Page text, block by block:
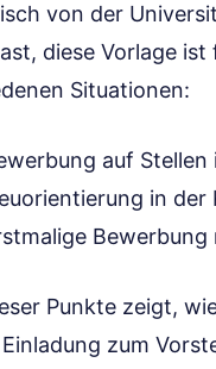
von der
diese Vorlage
Situationen:
auf
in der
Bewerbung
Punkte zeigt,
zum